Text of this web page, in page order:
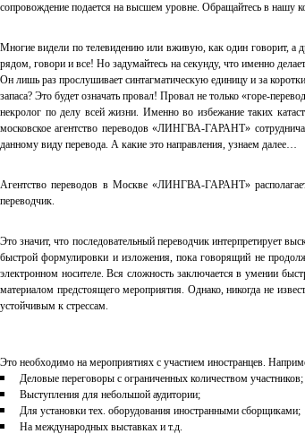
сопровождение подается на высшем уровне. Обращайтесь в нашу
Многие видели по телевидению или вживую, как один говорит, а
рядом, говори и все! Но задумайтесь на секунду, что именно
Он лишь раз прослушивает синтагматическую единицу и за
запаса? Это будет означать провал! Провал не только «горе-
некролог по делу всей жизни. Именно во избежание таких
московское агентство переводов «ЛИНГВА-ГАРАНТ»
данному виду перевода. А какие это направления, узнаем далее…
Агентство переводов в Москве «ЛИНГВА-ГАРАНТ»
переводчик.
Это значит, что последовательный переводчик интерпретирует
быстрой формулировки и изложения, пока говорящий не
электронном носителе. Вся сложность заключается в умении
материалом предстоящего мероприятия. Однако, никогда не
устойчивым к стрессам.
Это необходимо на мероприятиях с участием иностранцев.
Деловые переговоры с ограниченных количеством участников;
Выступления для небольшой аудитории;
Для установки тех. оборудования иностранными сборщиками;
На международных выставках и т.д.